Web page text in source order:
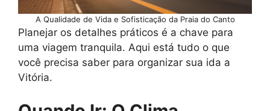
A Qualidade de Vida e Sofisticação da Praia do Canto
Planejar os detalhes práticos é a chave para
uma viagem tranquila. Aqui está tudo o que
você precisa saber para organizar sua ida a
Vitória.